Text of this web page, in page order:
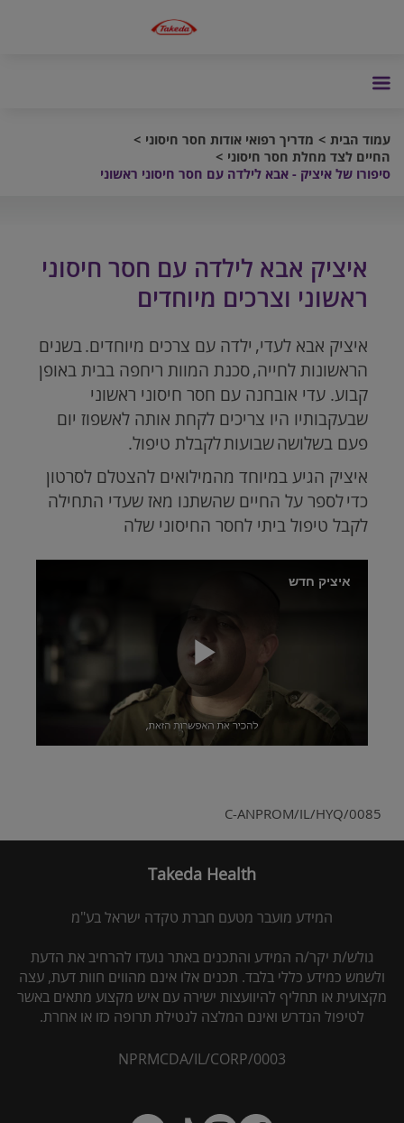
עמוד הבית
מדריך רפואי אודות חסר חיסוני
החיים לצד מחלת חסר חיסוני
סיפורו של איציק - אבא לילדה עם חסר חיסוני ראשוני
איציק אבא לילדה עם חסר חיסוני
ראשוני וצרכים מיוחדים
איציק אבא לעדי, ילדה עם צרכים מיוחדים. בשנים
הראשונות לחייה, סכנת המוות ריחפה בבית באופן
קבוע. עדי אובחנה עם חסר חיסוני ראשוני
שבעקבותיו היו צריכים לקחת אותה לאשפוז יום
פעם בשלושה שבועות לקבלת טיפול.
איציק הגיע במיוחד מהמילואים להצטלם לסרטון
כדי לספר על החיים שהשתנו מאז שעדי התחילה
לקבל טיפול ביתי לחסר החיסוני שלה
Video
איציק חדש
Play
C-ANPROM/IL/HYQ/0085
Takeda Health
המידע מועבר מטעם חברת טקדה ישראל בע"מ
גולש/ת יקר/ה המידע והתכנים באתר נועדו להרחיב את הדעת
ולשמש כמידע כללי בלבד. תכנים אלו אינם מהווים חוות דעת, עצה
מקצועית או תחליף להיוועצות ישירה עם איש מקצוע מתאים באשר
לטיפול הנדרש ואינם המלצה לנטילת תרופה כזו או אחרת.
NPRMCDA/IL/CORP/0003